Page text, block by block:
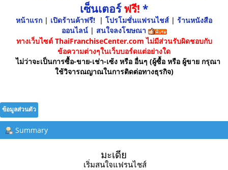
เซ็นเตอร์ฟรี! *
หน้าแรก | เปิดร้านค้าฟรี! | โปรโมชั่นแฟรนไชส์ | ร้านหนังสือ
ออนไลน์ | สนใจลงโฆษณา
ทางเว็บไซต์ ThaiFranchiseCenter.com ไม่มีส่วนรับผิดชอบกับ
ข้อความต่างๆในเว็บบอร์ดแต่อย่างใด
ไม่ว่าจะเป็นการซื้อ-ขาย-เช่า-เซ้ง หรือ อื่นๆ (ผู้ซื้อ หรือ ผู้ขาย กรุณา
ใช้วิจารณญาณในการติดต่อทางธุรกิจ)
ข้อมูลส่วนตัว
Summary
มะเดีย
เริ่มสนใจแฟรนไชส์